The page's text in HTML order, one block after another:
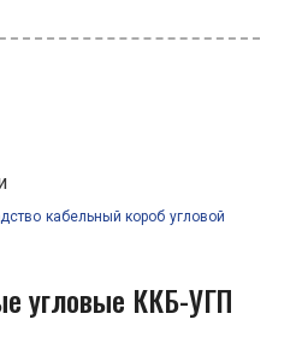
кабельный короб угловой
угловые ККБ-УГП